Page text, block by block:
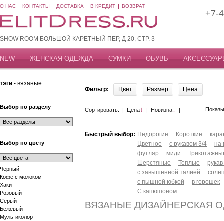
О НАС КОНТАКТЫ ДОСТАВКА В КРЕДИТ ВОЗВРАТ
SHOW ROOM БОЛЬШОЙ КАРЕТНЫЙ ПЕР, Д 20, СТР. 3
+7-
NEW ЖЕНСКАЯ ОДЕЖДА СУМКИ ОБУВЬ
тэги - вязаные
Выбор по разделу
Выбор по цвету
Черный
Кофе с молоком
Хаки
Розовый
Серый
Бежевый
Мультиколор
Фильтр: Цвет Размер Цена
Сортировать: | Цена↓ | Новизна↓ |
Быстрый выбор: Недорогие Короткие
Цветное
с рукавом 3/4
на
футляр
миди
Шерстяные
Теплые
с завышенной талией
с пышной юбкой
в горошек
С капюшоном
ВЯЗАНЫЕ ДИЗАЙНЕРСКАЯ